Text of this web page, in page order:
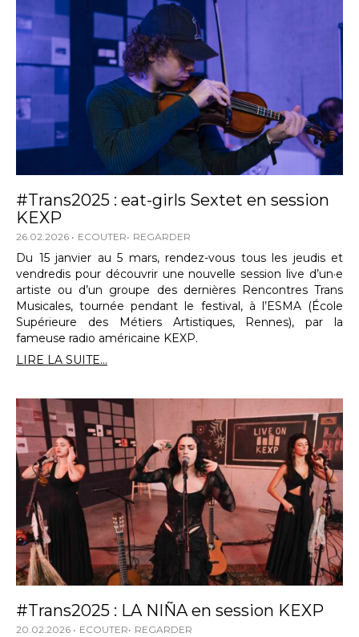
#Trans2025 : eat-girls Sextet en session
KEXP
26.02.2026 ECOUTER REGARDER
Du 15 janvier au 5 mars, rendez-vous tous les jeudis et
vendredis pour découvrir une nouvelle session live d’un·e
artiste ou d’un groupe des dernières Rencontres Trans
Musicales, tournée pendant le festival, à l’ESMA (École
Supérieure des Métiers Artistiques, Rennes), par la
fameuse radio américaine KEXP.
LIRE LA SUITE...
#Trans2025 : LA NIÑA en session KEXP
20.02.2026 ECOUTER REGARDER